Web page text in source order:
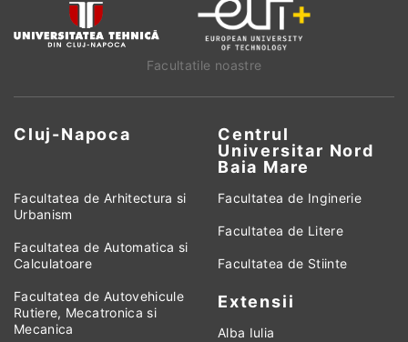
Facultatile noastre
Cluj-Napoca
Centrul
Universitar Nord
Baia Mare
Facultatea de Arhitectura si
Urbanism
Facultatea de Automatica si
Calculatoare
Facultatea de Autovehicule
Rutiere, Mecatronica si
Mecanica
Facultatea de Inginerie
Facultatea de Litere
Facultatea de Stiinte
Extensii
Alba Iulia